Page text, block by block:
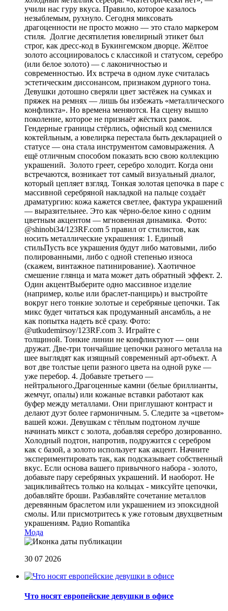
учили нас гуру вкуса. Правило, которое казалось
незыблемым, рухнуло. Сегодня миксовать
драгоценности не просто можно — это стало маркером
стиля. Долгие десятилетия ювелирный этикет был
строг, как дресс-код в Букингемском дворце. Жёлтое
золото ассоциировалось с классикой и статусом, серебро
(или белое золото) — с лаконичностью и
современностью. Их встреча в одном луке считалась
эстетическим диссонансом, признаком дурного тона.
Девушки дотошно сверяли цвет застёжек на сумках и
пряжек на ремнях — лишь бы избежать «металлического
конфликта». Но времена меняются. На сцену вышло
поколение, которое не признаёт жёстких рамок.
Гендерные границы стёрлись, офисный код сменился
коктейльным, а ювелирка перестала быть декларацией о
статусе — она стала инструментом самовыражения. А
ещё отличным способом показать всю свою коллекцию
украшений. Золото греет, серебро холодит. Когда они
встречаются, возникает тот самый визуальный диалог,
который цепляет взгляд. Тонкая золотая цепочка в паре с
массивной серебряной накладкой на пальце создаёт
драматургию: кожа кажется светлее, фактура украшений
— выразительнее. Это как чёрно-белое кино с одним
цветным акцентом — мгновенная динамика. Фото:
@shinobi34/123RF.com 5 правил от стилистов, как
носить металлические украшения: 1. Единый
стильПусть все украшения будут либо матовыми, либо
полированными, либо с одной степенью износа
(скажем, винтажное патинирование). Хаотичное
смешение глянца и мата может дать обратный эффект. 2.
Один акцентВыберите одно массивное изделие
(например, колье или браслет-панцирь) и выстройте
вокруг него тонкие золотые и серебряные цепочки. Так
микс будет читаться как продуманный ансамбль, а не
как попытка надеть всё сразу. Фото:
@utkudemirsoy/123RF.com 3. Играйте с
толщиной. Тонкие линии не конфликтуют — они
дружат. Две-три тончайшие цепочки разного металла на
шее выглядят как изящный современный арт-объект. А
вот две толстые цепи разного цвета на одной руке —
уже перебор. 4. Добавьте третьего —
нейтрального.Драгоценные камни (белые бриллианты,
жемчуг, опалы) или кожаные вставки работают как
буфер между металлами. Они приглушают контраст и
делают дуэт более гармоничным. 5. Следите за «цветом»
вашей кожи. Девушкам с тёплым подтоном лучше
начинать микст с золота, добавляя серебро дозированно.
Холодный подтон, напротив, подружится с серебром
как с базой, а золото использует как акцент. Начните
экспериментировать так, как подсказывает собственный
вкус. Если основа вашего привычного набора - золото,
добавьте пару серебряных украшений. И наоборот. Не
зацикливайтесь только на кольцах - миксуйте цепочки,
добавляйте броши. Разбавляйте сочетание металлов
деревянным браслетом или украшением из эпоксидной
смолы. Или присмотритесь к уже готовым двухцветным
украшениям. Радио Romantika
Мода
30 07 2026
Что носят европейские девушки в офисе